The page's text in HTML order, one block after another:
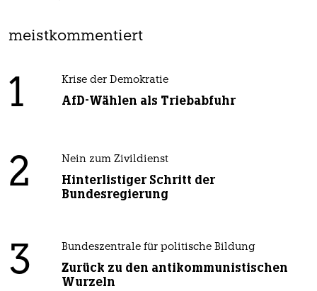
meistkommentiert
1 Krise der Demokratie
AfD-Wählen als Triebabfuhr
2 Nein zum Zivildienst
Hinterlistiger Schritt der
Bundesregierung
3 Bundeszentrale für politische Bildung
Zurück zu den antikommunistischen
Wurzeln